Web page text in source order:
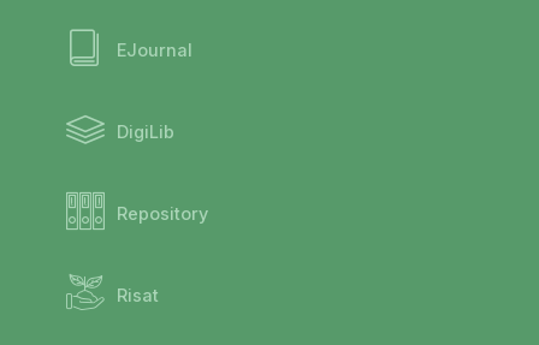
EJournal
DigiLib
Repository
Risat